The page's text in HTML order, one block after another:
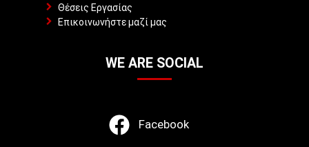
Θέσεις Εργασίας
Επικοινωνήστε μαζί μας
WE ARE SOCIAL
Facebook